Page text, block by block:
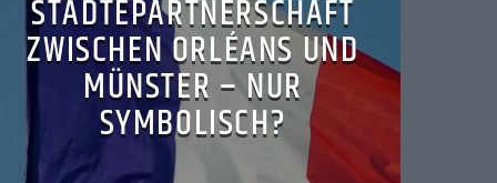
STÄDTEPARTNERSCHAFT
ZWISCHEN ORLÉANS UND
MÜNSTER – NUR
SYMBOLISCH?